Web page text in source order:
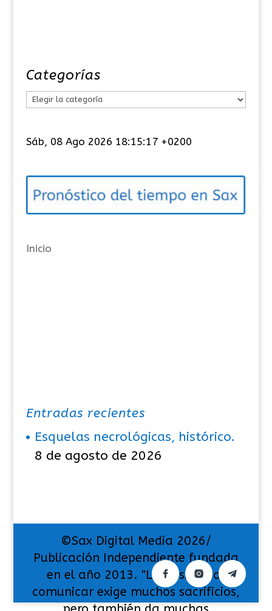
Categorías
e
o
í
s
Sáb, 08 Ago 2026 18:15:17 +0200
Inicio
Entradas recientes
Esquelas necrológicas, histórico.
8 de agosto de 2026
©Sax Digital Media 2026/
Publicación Independiente fundada
en el año 2013. "La pasión por
comunicar exige muchos sacrificios,